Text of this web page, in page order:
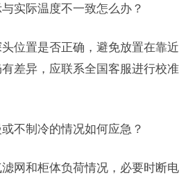
实际温度不一致怎么办？
位置是否正确，避免放置在靠近
差异，应联系全国客服进行校准
不制冷的情况如何应急？
网和柜体负荷情况，必要时断电